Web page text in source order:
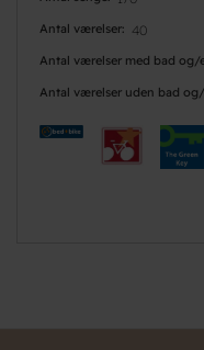
Antal værelser 40
Antal værelser med bad og/
Antal værelser uden bad